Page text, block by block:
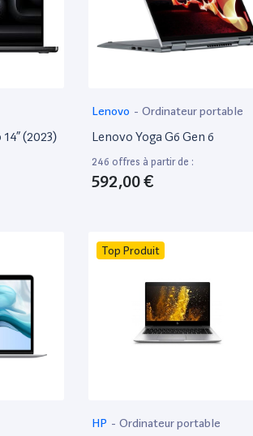
(2023)
Lenovo - Ordinateur portable
Lenovo Yoga G6 Gen 6
246 offres à partir de :
592,00 €
Top Produit
HP - Ordinateur portable